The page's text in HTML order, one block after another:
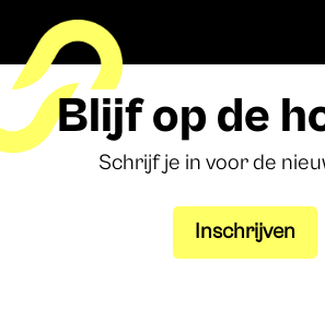
Blijf op de
Schrijf je in voor de
Inschrijven